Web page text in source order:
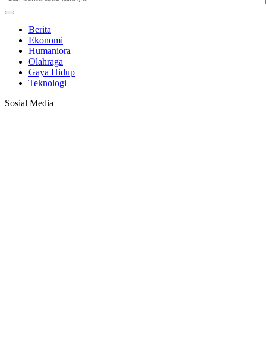
Berita
Ekonomi
Humaniora
Olahraga
Gaya Hidup
Teknologi
Sosial Media